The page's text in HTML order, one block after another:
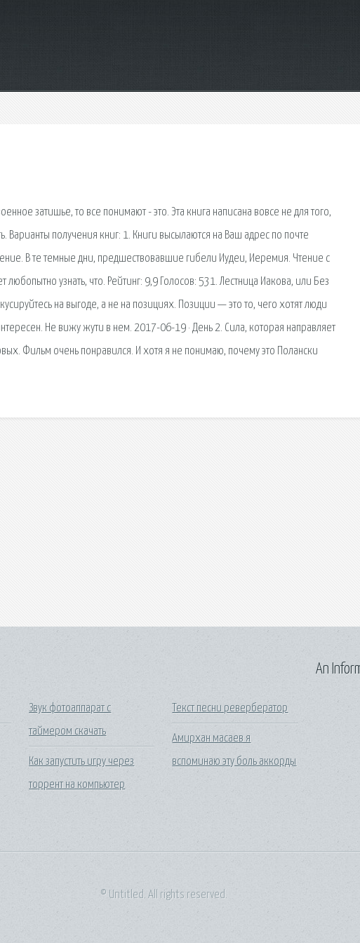
затишье, то все понимают - это. Эта книга написана вовсе не для того,
Варианты получения книг: 1. Книги высылаются на Ваш адрес по почте
В те темные дни, предшествовавшие гибели Иудеи, Иеремия. Чтение с
узнать, что. Рейтинг: 9,9 Голосов: 531. Лестница Иакова, или Без
на выгоде, а не на позициях. Позиции — это то, чего хотят люди
Не вижу жути в нем. 2017-06-19 · День 2. Сила, которая направляет
Фильм очень понравился. И хотя я не понимаю, почему это Полански
Звук фотоаппарат с
таймером скачать
Как запустить игру через
торрент на компьютер
Текст песни ревербератор
Амирхан масаев я
вспоминаю эту боль аккорды
An
© Untitled. All rights reserved.